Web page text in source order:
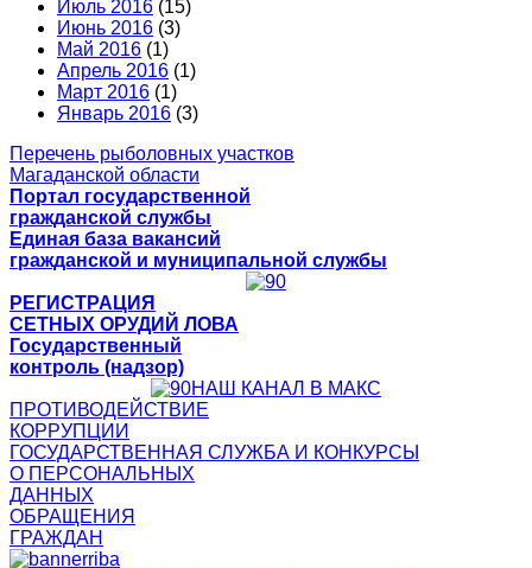
Июль 2016 (15)
Июнь 2016 (3)
Май 2016 (1)
Апрель 2016 (1)
Март 2016 (1)
Январь 2016 (3)
Перечень рыболовных участков
Магаданской области
Портал государственной
гражданской службы
Единая база вакансий
гражданской и муниципальной службы
РЕГИСТРАЦИЯ
СЕТНЫХ ОРУДИЙ ЛОВА
Государственный
контроль (надзор)
НАШ КАНАЛ В МАКС
ПРОТИВОДЕЙСТВИЕ
КОРРУПЦИИ
ГОСУДАРСТВЕННАЯ СЛУЖБА И КОНКУРСЫ
О ПЕРСОНАЛЬНЫХ
ДАННЫХ
ОБРАЩЕНИЯ
ГРАЖДАН